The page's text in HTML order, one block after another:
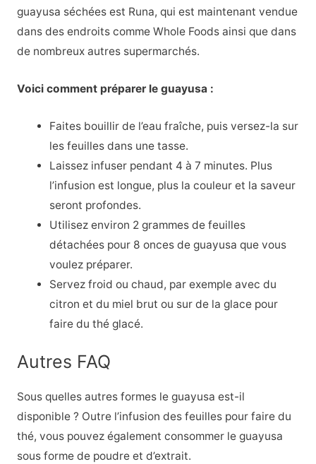
guayusa séchées est Runa, qui est maintenant vendue
dans des endroits comme Whole Foods ainsi que dans
de nombreux autres supermarchés.
Voici comment préparer le guayusa :
Faites bouillir de l’eau fraîche, puis versez-la sur
les feuilles dans une tasse.
Laissez infuser pendant 4 à 7 minutes. Plus
l’infusion est longue, plus la couleur et la saveur
seront profondes.
Utilisez environ 2 grammes de feuilles
détachées pour 8 onces de guayusa que vous
voulez préparer.
Servez froid ou chaud, par exemple avec du
citron et du miel brut ou sur de la glace pour
faire du thé glacé.
Autres FAQ
Sous quelles autres formes le guayusa est-il
disponible ? Outre l’infusion des feuilles pour faire du
thé, vous pouvez également consommer le guayusa
sous forme de poudre et d’extrait.